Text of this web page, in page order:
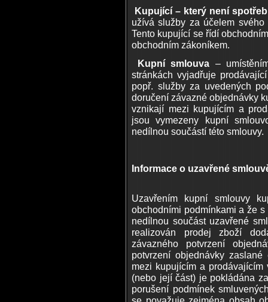
Kupující – který není
užívá služby za účelem
Tento kupující se řídí
obchodním zákoníkem.
Kupní smlouva –
stránkách vyjadřuje
popř. služby za uvedených
doručení závazné objednávky
vznikají mezi kupujícím a
jsou vymezeny kupní
nedílnou součástí této smlouvy.
Informace o uzavřené
Uzavřením kupní smlouvy
obchodními podmínkami a že
nedílnou součást uzavřené
realizován prodej zboží
závazného potvrzení
potvrzení objednávky
mezi kupujícím a prodávajícím
(nebo její část) je pokládána
porušení podmínek